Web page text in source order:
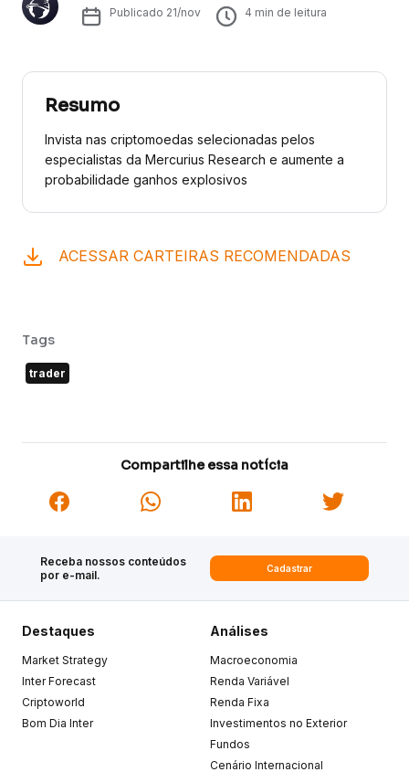
Publicado 21/nov 4 min de leitura
Resumo
Invista nas criptomoedas selecionadas pelos
especialistas da Mercurius Research e aumente a
probabilidade ganhos explosivos
ACESSAR CARTEIRAS RECOMENDADAS
Tags
trader
Compartilhe essa notícia
Receba nossos conteúdos
por e-mail.
Cadastrar
Destaques
Market Strategy
Inter Forecast
Criptoworld
Bom Dia Inter
Análises
Macroeconomia
Renda Variável
Renda Fixa
Investimentos no Exterior
Fundos
Cenário Internacional